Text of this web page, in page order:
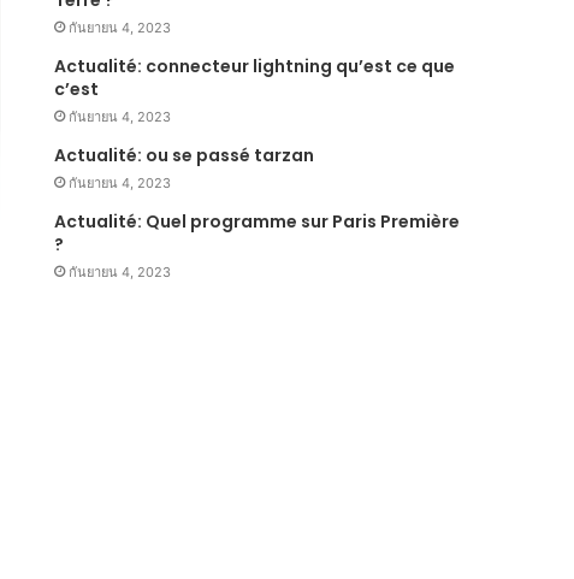
กันยายน 4, 2023
Actualité: connecteur lightning qu’est ce que
c’est
กันยายน 4, 2023
Actualité: ou se passé tarzan
กันยายน 4, 2023
Actualité: Quel programme sur Paris Première
?
กันยายน 4, 2023